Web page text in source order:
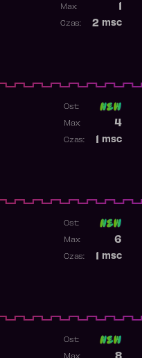
Max:
2 msc
Czas:
Ost:
4
Max:
msc
Czas:
Ost:
6
Max:
msc
Czas:
Ost:
Max: